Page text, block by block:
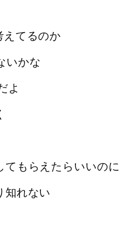
えてるのか
いかな
よ
てもらえたらいいのに
知れない